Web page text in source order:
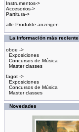
Instrumentos->
Accesorios->
Partitura->
alle Produkte anzeigen
La información más reciente
oboe ->
Exposiciones
Concursos de Música
Master classes
fagot ->
Exposiciones
Concursos de Música
Master classes
Novedades